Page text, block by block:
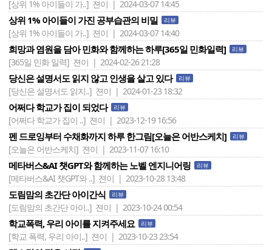
[상위 1% 아이들이 가..] 젼이 | 2024-03-07 14:45
상위 1% 아이들이 가진 공부습관의 비밀 리뷰
[상위 1% 아이들이 가..] 젼이 | 2024-03-07 14:40
희망과 염원을 담아 민화와 함께하는 하루[365일 민화일력] 리뷰
[365일 민화 일력] 젼이 | 2024-02-26 21:28
당신은 설명서도 읽지 않고 인생을 살고 있다 리뷰
[당신은 설명서도 읽지..] 젼이 | 2024-01-23 18:32
어쩌다 학교가 집이 되었다 리뷰
[어쩌다 학교가 집이 ..] 젼이 | 2023-12-19 16:56
펜 드로잉부터 수채화까지 하루 한그림[오늘은 어반스케치] 리뷰
[오늘은 어반스케치] 젼이 | 2023-11-07 16:10
메타버스&AI 챗GPT와 함께하는 노벨 엔지니어링 리뷰
[메타버스&AI 챗GPT와 ..] 젼이 | 2023-10-28 13:48
도림맘의 초간단 아이간식 리뷰
[도림맘의 초간단 아이..] 젼이 | 2023-10-24 00:54
학교폭력, 우리 아이를 지켜주세요 리뷰
[학교 폭력, 우리 아이..] 젼이 | 2023-10-23 23:54